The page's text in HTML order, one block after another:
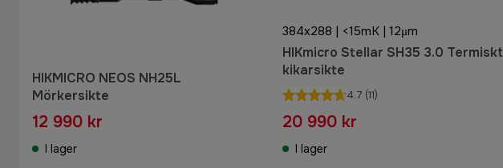
HIKMICRO NEOS NH25L
Mörkersikte
12 990 kr
I lager
384x288 | <15mK | 12μm
HIKmicro Stellar SH35 3.0 Termiskt
kikarsikte
4.7 (11)
20 990 kr
I lager